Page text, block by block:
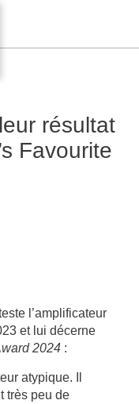
résultat
Favourite
l’amplificateur
et lui décerne
2024 :
atypique. Il
très peu de